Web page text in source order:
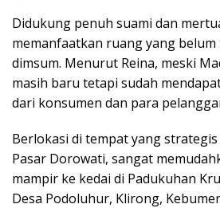
Didukung penuh suami dan
memanfaatkan ruang yang
dimsum. Menurut Reina, meski
masih baru tetapi sudah
dari konsumen dan para
Berlokasi di tempat yang
Pasar Dorowati, sangat
mampir ke kedai di Padukuhan
Desa Podoluhur, Klirong,